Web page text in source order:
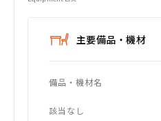
主要備品・機材
備品・機材名
該当なし